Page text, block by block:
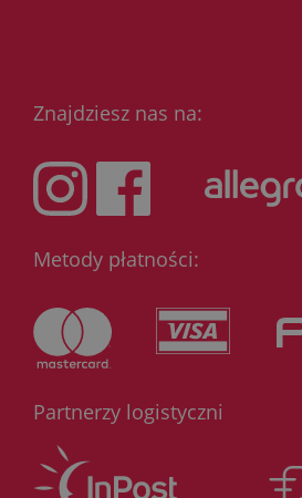
Znajdziesz nas na:
Metody płatności:
Partnerzy logistyczni